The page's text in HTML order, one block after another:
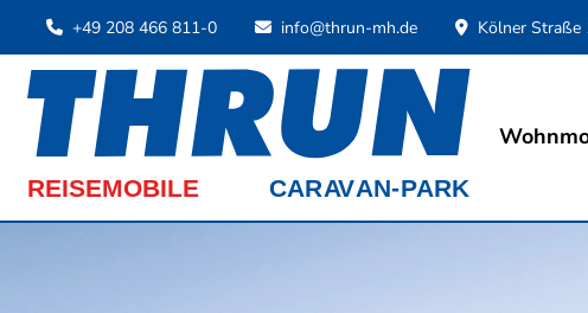
+49 208 466 811-0 info@thrun-mh.de Kölner Straße